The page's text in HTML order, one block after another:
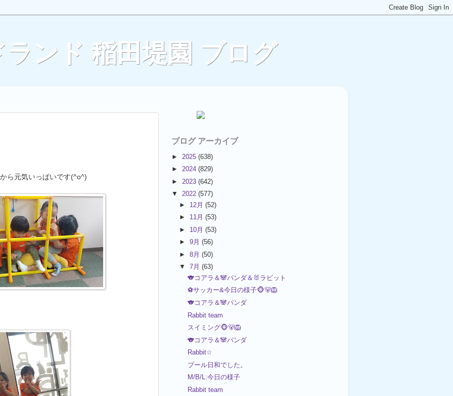
ンド 稲田堤園 ブログ
ら元気いっぱいです(^o^)
ブログ アーカイブ
► 2025 (638)
► 2024 (829)
► 2023 (642)
▼ 2022 (577)
► 12月(52)
► 11月(53)
► 10月(53)
►9月(56)
►8月(50)
▼7月(63)
🐨コアラ＆🐼パンダ＆🐰ラビット
⚽️サッカー&今日の様子🐵🐻🦁
🐨コアラ＆🐼パンダ
Rabbit team
スイミング🐵🐻🦁
🐨コアラ＆🐼パンダ
Rabbit☆
プール日和でした。
M/B/L:今日の様子
Rabbit team